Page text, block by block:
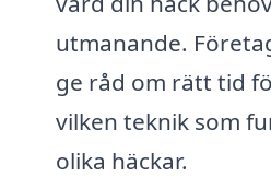
utmanande.
ge råd om rätt tid
vilken teknik som
olika häckar.